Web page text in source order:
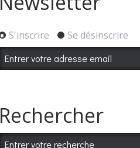
S'inscrire Se désinscrire
Rechercher